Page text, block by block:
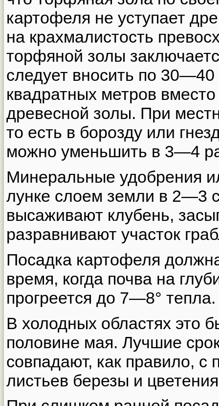
картофеля не уступает
на крахмалистость
торфяной золы
следует вносить по
квадратных метров
древесной золы. При
то есть в борозду или
можно уменьшить в 3—4
Минеральные удобрения
лунке слоем земли в 2—3
высаживают клубень,
разравнивают участок
Посадка картофеля
время, когда почва на
прогреется до 7—8° тепла.
В холодных областях это
половине мая. Лучшие
совпадают, как правило, с
листьев березы и